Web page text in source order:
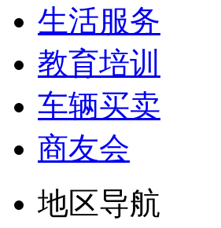
生活服务
教育培训
车辆买卖
商友会
地区导航